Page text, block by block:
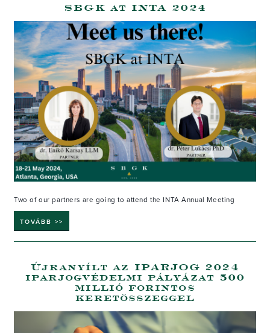
SBGK at INTA 2024
Two of our partners are going to attend the INTA Annual Meeting
TOVÁBB >>
Újranyílt az IPARJOG 2024
iparjogvédelmi pályázat 500
millió forintos
keretösszeggel